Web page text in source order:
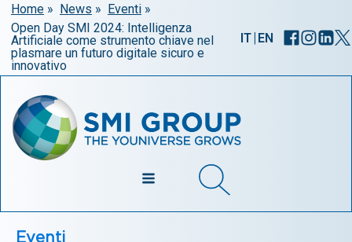
Home » News » Eventi »
Open Day SMI 2024: Intelligenza
Artificiale come strumento chiave nel
plasmare un futuro digitale sicuro e
innovativo
IT| EN
Eventi